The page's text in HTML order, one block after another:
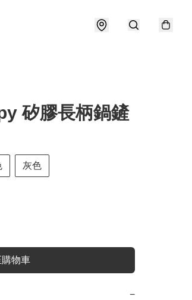
矽膠長柄鍋鏟
灰色
購物車
−